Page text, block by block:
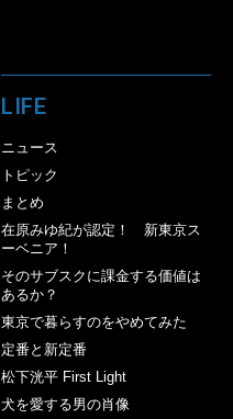
LIFE
ニュース
トピック
まとめ
在原みゆ紀が認定！ 新東京ス
ーベニア！
そのサブスクに課金する価値は
あるか？
東京で暮らすのをやめてみた
定番と新定番
松下洸平 First Light
犬を愛する男の肖像